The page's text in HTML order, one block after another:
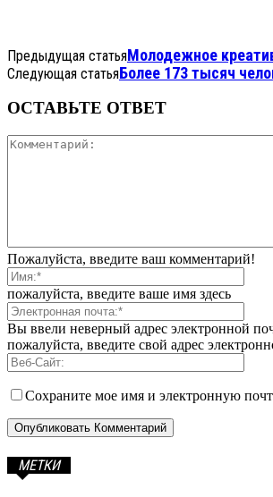
Предыдущая статьяМолодежное
Следующая статьяБолее 173 тысяч
ОСТАВЬТЕ ОТВЕТ
Пожалуйста, введите ваш комментарий!
пожалуйста, введите ваше имя здесь
Вы ввели неверный адрес электронной
пожалуйста, введите свой адрес
Сохраните мое имя и электронную
МЕТКИ